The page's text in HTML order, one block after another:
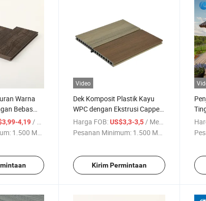
Warna
Bebas
Pabrik
4,19/ Meter
1.500 Meter
Video
Dek Komposit Plastik Kayu
WPC dengan Ekstrusi Capped,
Dek WPC, Lantai Outdoor
WPC, Ubin Lantai
Harga FOB: US$3,3-3,5/ Meter
Pesanan Minimum: 1.500 Meter
Kirim Permintaan